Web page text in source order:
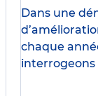
Dans une
chaque
interrogeons